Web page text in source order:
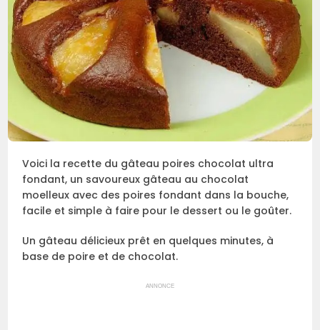
Voici la recette du gâteau poires chocolat ultra
fondant, un savoureux gâteau au chocolat
moelleux avec des poires fondant dans la bouche,
facile et simple à faire pour le dessert ou le goûter.
Un gâteau délicieux prêt en quelques minutes, à
base de poire et de chocolat.
ANNONCE